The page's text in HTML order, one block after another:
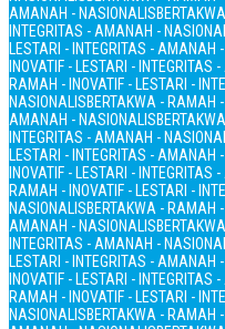
AMANAH - NASIONALIS
INTEGRITAS - AMANAH -
LESTARI - INTEGRITAS - AMANAH
INOVATIF - LESTARI -
RAMAH - INOVATIF - LESTARI -
NASIONALISBERTAKWA - RAMAH
AMANAH - NASIONALIS
INTEGRITAS - AMANAH -
LESTARI - INTEGRITAS - AMANAH
INOVATIF - LESTARI -
RAMAH - INOVATIF - LESTARI -
NASIONALISBERTAKWA - RAMAH
AMANAH - NASIONALIS
INTEGRITAS - AMANAH -
LESTARI - INTEGRITAS - AMANAH
INOVATIF - LESTARI -
RAMAH - INOVATIF - LESTARI -
NASIONALISBERTAKWA - RAMAH